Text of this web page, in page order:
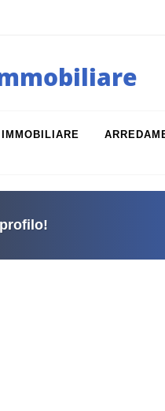
IMMOBILIARE